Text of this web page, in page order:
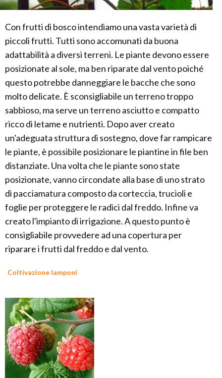
Con frutti di bosco intendiamo una vasta varietà di
piccoli frutti. Tutti sono accomunati da buona
adattabilità a diversi terreni. Le piante devono essere
posizionate al sole, ma ben riparate dal vento poiché
questo potrebbe danneggiare le bacche che sono
molto delicate. È sconsigliabile un terreno troppo
sabbioso, ma serve un terreno asciutto e compatto
ricco di letame e nutrienti. Dopo aver creato
un'adeguata struttura di sostegno, dove far rampicare
le piante, è possibile posizionare le piantine in file ben
distanziate. Una volta che le piante sono state
posizionate, vanno circondate alla base di uno strato
di pacciamatura composto da corteccia, trucioli e
foglie per proteggere le radici dal freddo. Infine va
creato l'impianto di irrigazione. A questo punto è
consigliabile provvedere ad una copertura per
riparare i frutti dal freddo e dal vento.
Coltivazione lamponi